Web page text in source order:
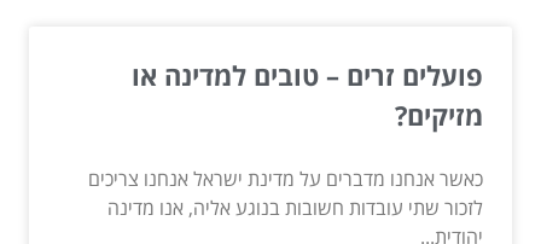
פועלים זרים – טובים למדינה או
מזיקים?
כאשר אנחנו מדברים על מדינת ישראל אנחנו צריכים
לזכור שתי עובדות חשובות בנוגע אליה, אנו מדינה
יהודית...